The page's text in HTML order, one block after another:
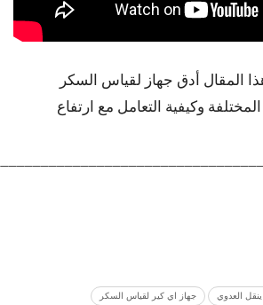
المقال أدق جهاز لقياس السكر
وكيفية التعامل مع ارتفاع
جهاز اي كير لقياس السكر